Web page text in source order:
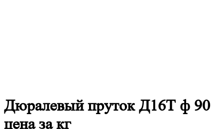
Дюралевыйпруток Д16Т ф 90
цена за кг